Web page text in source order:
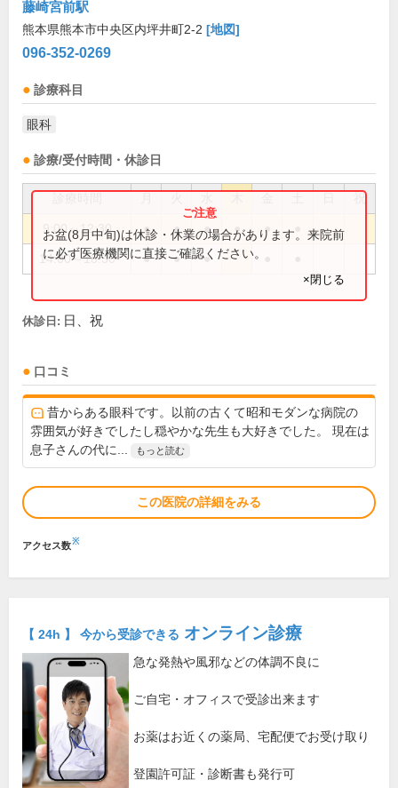
藤崎宮前駅
熊本県熊本市中央区内坪井町2-2 [地図]
096-352-0269
診療科目
眼科
診療/受付時間・休診日
祝
9:00～12:30 ● ● ● ● ●
14:00～18:30 ● ● ●
お盆(8月中旬)は休診・休業の場合があります。来院前
に必ず医療機関に直接ご確認ください。
×閉じる
休診日: 日、祝
口コミ
昔からある眼科です。以前の古くて昭和モダンな病院の
雰囲気が好きでしたし穏やかな先生も大好きでした。 現在は
息子さんの代に...
もっと読む
この医院の詳細をみる
アクセス数※
【 24h 】 今から受診できる オンライン診療
急な発熱や風邪などの体調不良に
ご自宅・オフィスで受診出来ます
お薬はお近くの薬局、宅配便でお受け取り
登園許可証・診断書も発行可